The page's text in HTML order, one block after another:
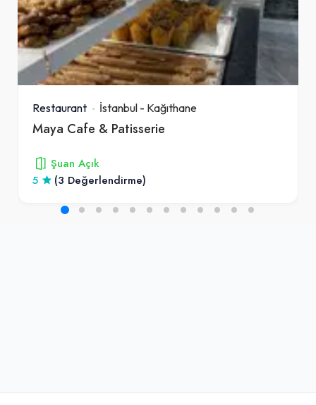
Restaurant İstanbul - Kağıthane
Maya Cafe & Patisserie
Şuan Açık
5
(3 Değerlendirme)